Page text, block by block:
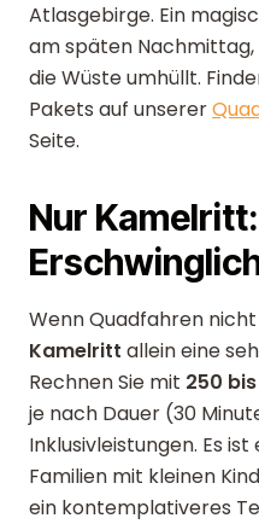
Atlasgebirge. Ein
am späten Nachmittag,
die Wüste umhüllt.
Pakets auf unserer
Seite.
Nur
Wenn Quadfahren
Kamelritt allein eine
Rechnen Sie mit 250
je nach Dauer (30
Inklusivleistungen. Es
Familien mit kleinen
ein kontemplativeres